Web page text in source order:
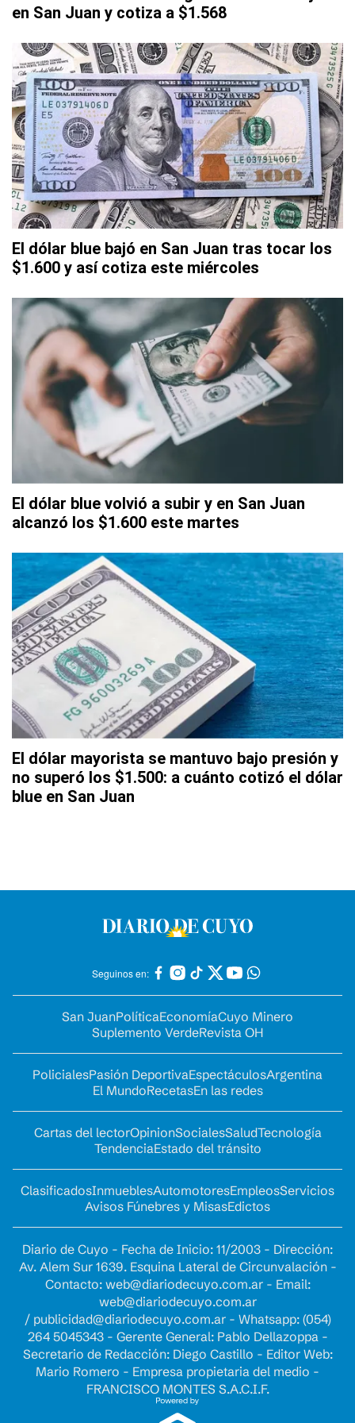
en San Juan y cotiza a $1.568
El dólar blue bajó en San Juan tras tocar los
$1.600 y así cotiza este miércoles
El dólar blue volvió a subir y en San Juan
alcanzó los $1.600 este martes
El dólar mayorista se mantuvo bajo presión y
no superó los $1.500: a cuánto cotizó el dólar
blue en San Juan
Seguinos en:
San JuanPolíticaEconomíaCuyo Minero
Suplemento VerdeRevista OH
PolicialesPasión DeportivaEspectáculosArgentina
El MundoRecetasEn las redes
Cartas del lectorOpinionSocialesSaludTecnología
TendenciaEstado del tránsito
ClasificadosInmueblesAutomotoresEmpleosServicios
Avisos Fúnebres y MisasEdictos
Diario de Cuyo - Fecha de Inicio: 11/2003 - Dirección:
Av. Alem Sur 1639. Esquina Lateral de Circunvalación -
Contacto: web@diariodecuyo.com.ar- Email:
web@diariodecuyo.com.ar
/ publicidad@diariodecuyo.com.ar- Whatsapp: (054)
264 5045343 - Gerente General: Pablo Dellazoppa -
Secretario de Redacción: Diego Castillo - Editor Web:
Mario Romero - Empresa propietaria del medio -
FRANCISCO MONTES S.A.C.I.F.